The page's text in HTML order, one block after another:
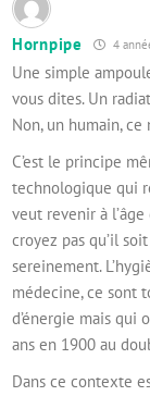
Hornpipe 4
Une simple
vous dites. Un
Non, un humain, ce
C’est le principe
technologique qui
veut revenir à l’âge
croyez pas qu’il
sereinement.
médecine, ce sont
d’énergie mais qui
ans en 1900 au
Dans ce contexte